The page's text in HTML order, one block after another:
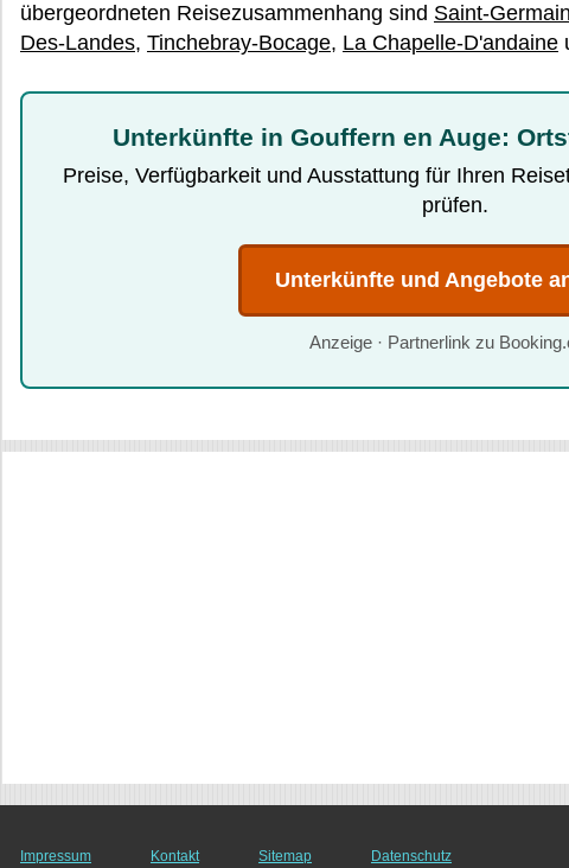
übergeordneten Reisezusammenhang sind Saint-
Des-Landes, Tinchebray-Bocage, La Chapelle-D'andaine
Unterkünfte in Gouffern en Auge:
Preise, Verfügbarkeit und Ausstattung für Ihren
prüfen.
Unterkünfte und Angebote
Anzeige · Partnerlink zu
Impressum Kontakt Sitemap Datenschutz